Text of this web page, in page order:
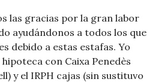
las gracias por la gran labor
ayudándonos a todos los que
debido a estas estafas. Yo
con Caixa Penedès
y el IRPH cajas (sin sustituvo